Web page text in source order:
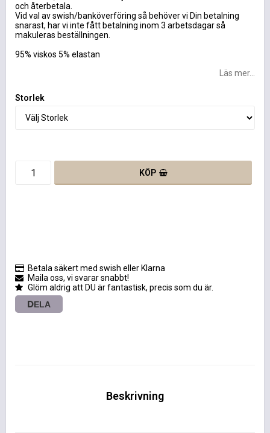
och återbetala.
Vid val av swish/banköverföring så behöver vi Din betalning
snarast, har vi inte fått betalning inom 3 arbetsdagar så
makuleras beställningen.
95% viskos 5% elastan
Läs mer...
Storlek
KÖP
Betala säkert med swish eller Klarna
Maila oss, vi svarar snabbt!
Glöm aldrig att DU är fantastisk, precis som du är.
DELA
Beskrivning